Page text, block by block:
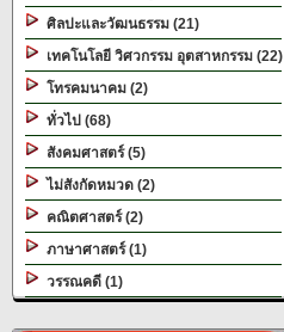
ศิลปะและวัฒนธรรม (21)
เทคโนโลยี วิศวกรรม อุตสาหกรรม (22)
โทรคมนาคม (2)
ทั่วไป (68)
สังคมศาสตร์ (5)
ไม่สังกัดหมวด (2)
คณิตศาสตร์ (2)
ภาษาศาสตร์ (1)
วรรณคดี (1)